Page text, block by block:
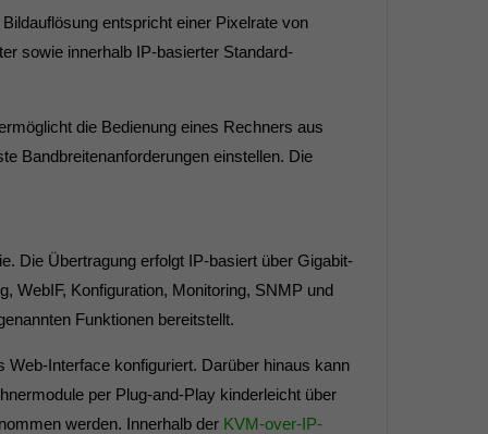
entspricht einer Pixelrate von
sowie innerhalb IP-basierter Standard-
die Bedienung eines Rechners aus
Bandbreitenanforderungen einstellen. Die
Die Übertragung erfolgt IP-basiert über Gigabit-
WebIF, Konfiguration, Monitoring, SNMP und
Funktionen bereitstellt.
Interface konfiguriert. Darüber hinaus kann
per Plug-and-Play kinderleicht über
werden. Innerhalb der KVM-over-IP-